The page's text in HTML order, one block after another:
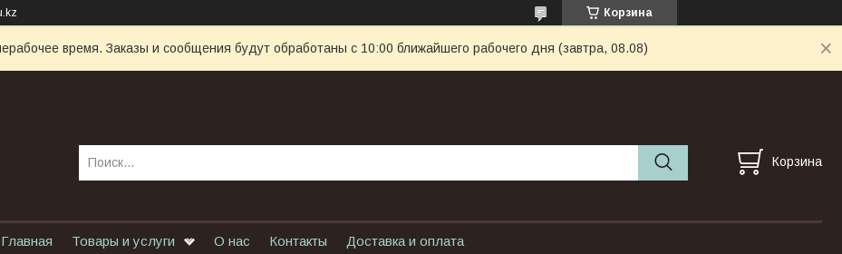
Корзина
время. Заказы и сообщения будут обработаны с 10:00 ближайшего рабочего дня (завтра, 08.08)
Корзина
Главная Товары и услуги О нас Контакты Доставка и оплата